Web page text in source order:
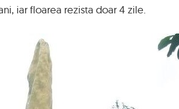
iar floarea rezista doar 4 zile.